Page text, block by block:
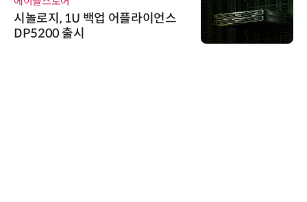
시놀로지, 1U 백업 어플라이언스
DP5200 출시